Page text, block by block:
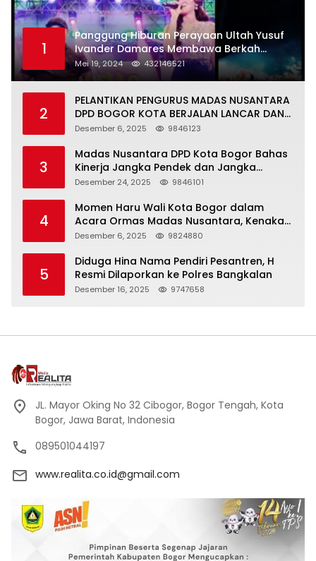
1
Panggung Hiburan Perayaan Ultah Yusuf
Ivander Damares Membawa Berkah
Warga Kejapanan
Mei 19, 2024 432146521
2
PELANTIKAN PENGURUS MADAS NUSANTARA
DPD BOGOR KOTA BERJALAN LANCAR DAN
KHIDMAT
Desember 6, 2025 9846123
3
Madas Nusantara DPD Kota Bogor Bahas
Kinerja Jangka Pendek dan Jangka
Panjang
Desember 24, 2025 9846101
4
Momen Haru Wali Kota Bogor dalam
Acara Ormas Madas Nusantara, Kenakan
Peci Hitam Tinggi sebagai Simbol
Desember 6, 2025 9824880
5
Diduga Hina Nama Pendiri Pesantren, H
Resmi Dilaporkan ke Polres Bangkalan
Desember 16, 2025 9747658
JL. Mayor Oking No 32 Cibogor, Bogor Tengah, Kota
Bogor, Jawa Barat, Indonesia
089501044197
www.realita.co.id@gmail.com